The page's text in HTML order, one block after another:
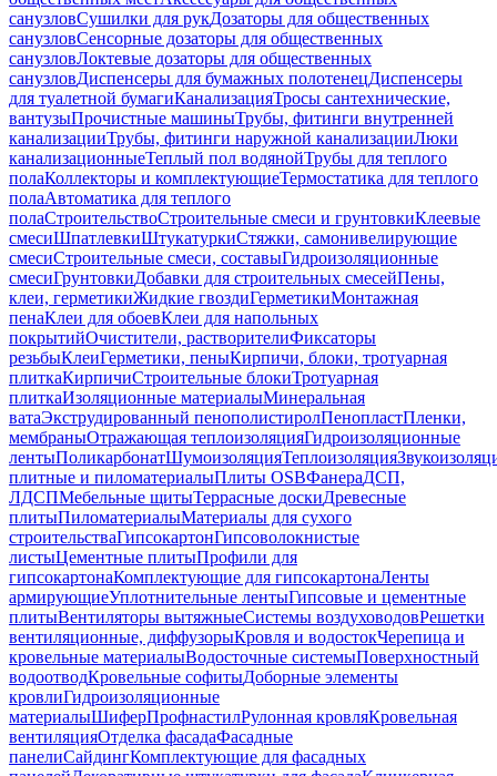
санузловСушилки для рукДозаторы для общественных
санузловСенсорные дозаторы для общественных
санузловЛоктевые дозаторы для общественных
санузловДиспенсеры для бумажных полотенецДиспенсеры
для туалетной бумагиКанализацияТросы сантехнические,
вантузыПрочистные машиныТрубы, фитинги внутренней
канализацииТрубы, фитинги наружной канализацииЛюки
канализационныеТеплый пол водянойТрубы для теплого
полаКоллекторы и комплектующиеТермостатика для теплого
полаАвтоматика для теплого
полаСтроительствоСтроительные смеси и грунтовкиКлеевые
смесиШпатлевкиШтукатуркиСтяжки, самонивелирующие
смесиСтроительные смеси, составыГидроизоляционные
смесиГрунтовкиДобавки для строительных смесейПены,
клеи, герметикиЖидкие гвоздиГерметикиМонтажная
пенаКлеи для обоевКлеи для напольных
покрытийОчистители, растворителиФиксаторы
резьбыКлеиГерметики, пеныКирпичи, блоки, тротуарная
плиткаКирпичиСтроительные блокиТротуарная
плиткаИзоляционные материалыМинеральная
ватаЭкструдированный пенополистиролПенопластПленки,
мембраныОтражающая теплоизоляцияГидроизоляционные
лентыПоликарбонатШумоизоляцияТеплоизоляция
плитные и пиломатериалыПлиты OSBФанераДСП,
ЛДСПМебельные щитыТеррасные доскиДревесные
плитыПиломатериалыМатериалы для сухого
строительстваГипсокартонГипсоволокнистые
листыЦементные плитыПрофили для
гипсокартонаКомплектующие для гипсокартонаЛенты
армирующиеУплотнительные лентыГипсовые и цементные
плитыВентиляторы вытяжныеСистемы воздуховодовРешетки
вентиляционные, диффузорыКровля и водостокЧерепица и
кровельные материалыВодосточные системыПоверхностный
водоотводКровельные софитыДоборные элементы
кровлиГидроизоляционные
материалыШиферПрофнастилРулонная кровляКровельная
вентиляцияОтделка фасадаФасадные
панелиСайдингКомплектующие для фасадных